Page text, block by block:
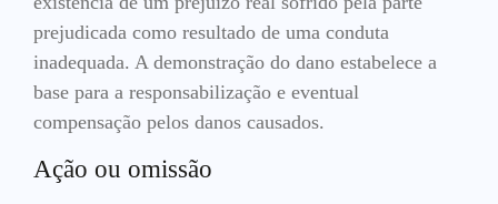
prejudicada como resultado de uma conduta
inadequada. A demonstração do dano estabelece a
base para a responsabilização e eventual
compensação pelos danos causados.
Ação ou omissão